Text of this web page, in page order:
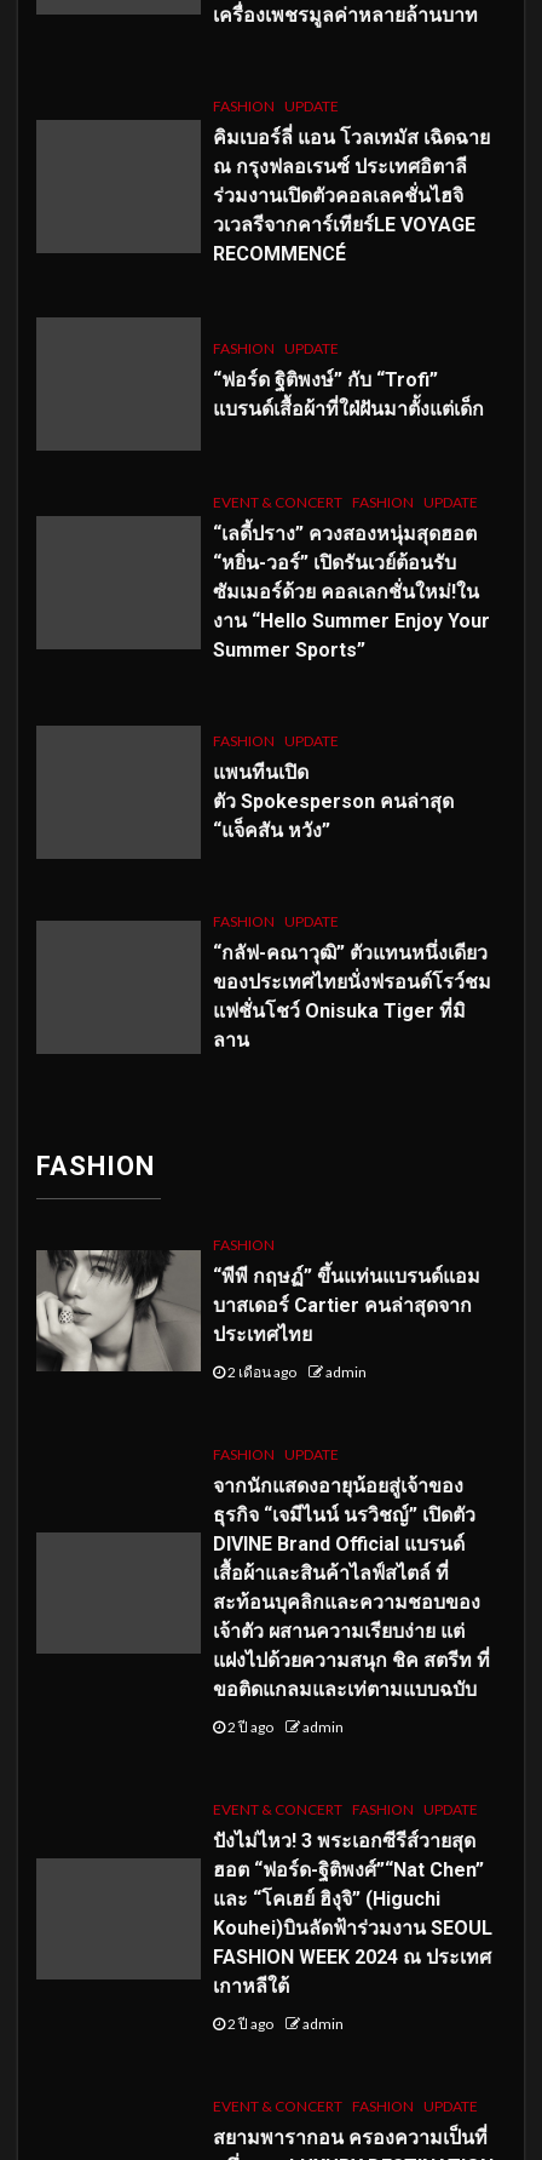
เครื่องเพชรมูลค่าหลายล้านบาท
FASHION UPDATE
คิมเบอร์ลี่ แอน โวลเทมัส เฉิดฉาย
ณ กรุงฟลอเรนซ์ ประเทศอิตาลี
ร่วมงานเปิดตัวคอลเลคชั่นไฮจิ
วเวลรีจากคาร์เทียร์LE VOYAGE
RECOMMENCÉ
FASHION UPDATE
“ฟอร์ด ฐิติพงษ์” กับ “Trofi”
แบรนด์เสื้อผ้าที่ใฝ่ฝันมาตั้งแต่เด็ก
EVENT & CONCERT FASHION UPDATE
“เลดี้ปราง” ควงสองหนุ่มสุดฮอต
“หยิ่น-วอร์” เปิดรันเวย์ต้อนรับ
ซัมเมอร์ด้วย คอลเลกชั่นใหม่!ใน
งาน “Hello Summer Enjoy Your
Summer Sports”
FASHION UPDATE
แพนทีนเปิด
ตัว Spokesperson คนล่าสุด
“แจ็คสัน หวัง”
FASHION UPDATE
“กลัฟ-คณาวุฒิ” ตัวแทนหนึ่งเดียว
ของประเทศไทยนั่งฟรอนต์โรว์ชม
แฟชั่นโชว์ Onisuka Tiger ที่มิ
ลาน
FASHION
FASHION
“พีพี กฤษฏ์” ขึ้นแท่นแบรนด์แอม
บาสเดอร์ Cartier คนล่าสุดจาก
ประเทศไทย
2 เดือน ago admin
FASHION UPDATE
จากนักแสดงอายุน้อยสู่เจ้าของ
ธุรกิจ “เจมีไนน์ นรวิชญ์” เปิดตัว
DIVINE Brand Official แบรนด์
เสื้อผ้าและสินค้าไลฟ์สไตล์ ที่
สะท้อนบุคลิกและความชอบของ
เจ้าตัว ผสานความเรียบง่าย แต่
แฝงไปด้วยความสนุก ชิค สตรีท ที่
ขอติดแกลมและเท่ตามแบบฉบับ
2 ปี ago admin
EVENT & CONCERT FASHION UPDATE
ปังไม่ไหว! 3 พระเอกซีรีส์วายสุด
ฮอต “ฟอร์ด-ฐิติพงศ์”“Nat Chen”
และ “โคเฮย์ ฮิงุจิ” (Higuchi
Kouhei)บินลัดฟ้าร่วมงาน SEOUL
FASHION WEEK 2024 ณ ประเทศ
เกาหลีใต้
2 ปี ago admin
EVENT & CONCERT FASHION UPDATE
สยามพารากอน ครองความเป็นที่